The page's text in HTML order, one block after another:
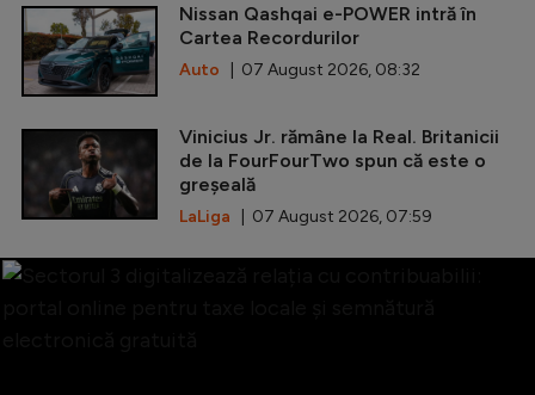
Nissan Qashqai e-POWER intră în
Cartea Recordurilor
Auto | 07 August 2026, 08:32
Vinicius Jr. rămâne la Real. Britanicii
de la FourFourTwo spun că este o
greșeală
LaLiga | 07 August 2026, 07:59